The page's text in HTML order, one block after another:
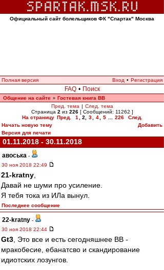
Официальный сайт болельщиков ФК "Спартак" Москва
Полная версия Вход • Регистрация
FAQ • Поиск
Общение на сайте » Гостевая книга ВВ
Пред. тема | След. тема
Страница 2 из 226[ Сообщений: 11262 ]
На страницу Пред. 1 2 3 4 5 226
След.
Начать новую тему
Добавить
Версия для печати
01.11.2018 - 30.11.2018
авоська -
30 ноя 2018 22:49
21-kratny
Давай не шуми про усиление.
Я тебя тока из ИЛа вынул.
Последнее сообщение
22-kratny -
30 ноя 2018 22:44
Gt3 , Это все и есть сегодняшнее ВВ -
мракобесие, ебанатсво и скандирование
идиотских лозунгов.